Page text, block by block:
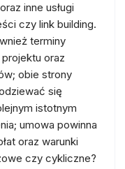
inne usługi
czy link building.
terminy
oraz
obie strony
się
istotnym
umowa powinna
oraz warunki
czy cykliczne?